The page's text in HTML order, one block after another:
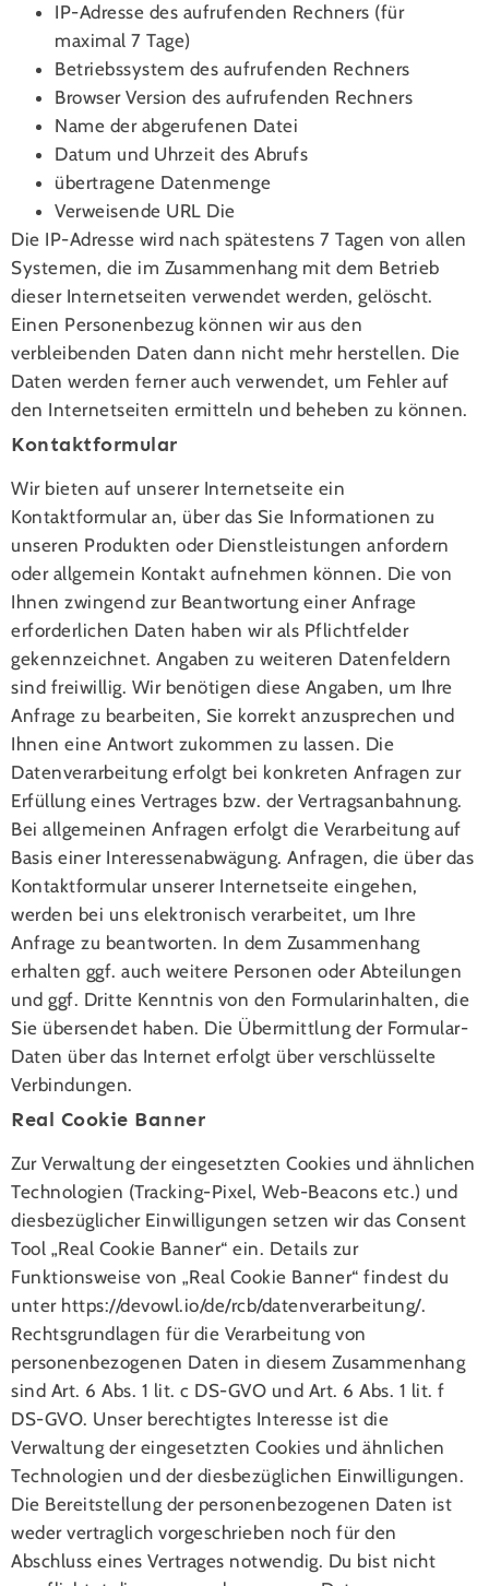
IP-Adresse des aufrufenden Rechners (für
maximal 7 Tage)
Betriebssystem des aufrufenden Rechners
Browser Version des aufrufenden Rechners
Name der abgerufenen Datei
Datum und Uhrzeit des Abrufs
übertragene Datenmenge
Verweisende URL Die
Die IP-Adresse wird nach spätestens 7 Tagen von allen
Systemen, die im Zusammenhang mit dem Betrieb
dieser Internetseiten verwendet werden, gelöscht.
Einen Personenbezug können wir aus den
verbleibenden Daten dann nicht mehr herstellen. Die
Daten werden ferner auch verwendet, um Fehler auf
den Internetseiten ermitteln und beheben zu können.
Kontaktformular
Wir bieten auf unserer Internetseite ein
Kontaktformular an, über das Sie Informationen zu
unseren Produkten oder Dienstleistungen anfordern
oder allgemein Kontakt aufnehmen können. Die von
Ihnen zwingend zur Beantwortung einer Anfrage
erforderlichen Daten haben wir als Pflichtfelder
gekennzeichnet. Angaben zu weiteren Datenfeldern
sind freiwillig. Wir benötigen diese Angaben, um Ihre
Anfrage zu bearbeiten, Sie korrekt anzusprechen und
Ihnen eine Antwort zukommen zu lassen. Die
Datenverarbeitung erfolgt bei konkreten Anfragen zur
Erfüllung eines Vertrages bzw. der Vertragsanbahnung.
Bei allgemeinen Anfragen erfolgt die Verarbeitung auf
Basis einer Interessenabwägung. Anfragen, die über das
Kontaktformular unserer Internetseite eingehen,
werden bei uns elektronisch verarbeitet, um Ihre
Anfrage zu beantworten. In dem Zusammenhang
erhalten ggf. auch weitere Personen oder Abteilungen
und ggf. Dritte Kenntnis von den Formularinhalten, die
Sie übersendet haben. Die Übermittlung der Formular-
Daten über das Internet erfolgt über verschlüsselte
Verbindungen.
Real Cookie Banner
Zur Verwaltung der eingesetzten Cookies und ähnlichen
Technologien (Tracking-Pixel, Web-Beacons etc.) und
diesbezüglicher Einwilligungen setzen wir das Consent
Tool „Real Cookie Banner“ ein. Details zur
Funktionsweise von „Real Cookie Banner“ findest du
unter https://devowl.io/de/rcb/datenverarbeitung/.
Rechtsgrundlagen für die Verarbeitung von
personenbezogenen Daten in diesem Zusammenhang
sind Art. 6 Abs. 1 lit. c DS-GVO und Art. 6 Abs. 1 lit. f
DS-GVO. Unser berechtigtes Interesse ist die
Verwaltung der eingesetzten Cookies und ähnlichen
Technologien und der diesbezüglichen Einwilligungen.
Die Bereitstellung der personenbezogenen Daten ist
weder vertraglich vorgeschrieben noch für den
Abschluss eines Vertrages notwendig. Du bist nicht